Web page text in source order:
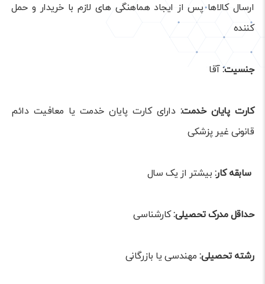
ارسال کالاها پس از ایجاد هماهنگی های لازم با خریدار و حمل
کننده
جنسیت:آقا
کارت پایان خدمت: دارای کارت پایان خدمت یا معافیت دائم
قانونی غیر پزشکی
سابقه کار: بیشتر از یک سال
حداقل مدرک تحصیلی:کارشناسی
رشته تحصیلی: مهندسی یا بازرگانی